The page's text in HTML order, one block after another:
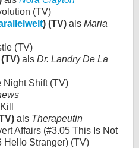
(TV)
) (TV) als Maria
(TV)
(TV) als Dr. Landry De La
Night Shift (TV)
als Therapeutin
Affairs (#3.05 This Is Not
Hello Stranger) (TV)